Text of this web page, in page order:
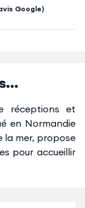
Google)
réceptions et
en Normandie
la mer, propose
pour accueillir